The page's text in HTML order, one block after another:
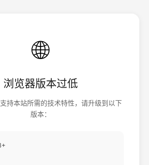
🌐
浏览器版本过低
持本站所需的技术特性，请升级到以下
版本：